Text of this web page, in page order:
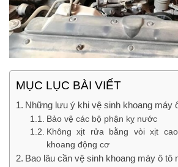
MỤC LỤC BÀI VIẾT
Những lưu ý khi vệ sinh khoang máy
Bảo vệ các bộ phận kỵ nước
Không xịt rửa bằng vòi xịt
khoang động cơ
Bao lâu cần vệ sinh khoang máy ô tô